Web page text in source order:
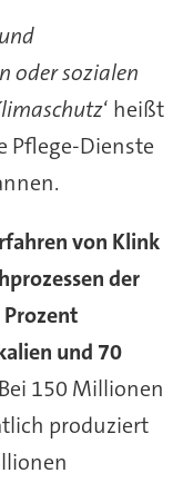
oder sozialen
‘ heißt
Pflege-Dienste
von Klink
der
und 70
150 Millionen
produziert